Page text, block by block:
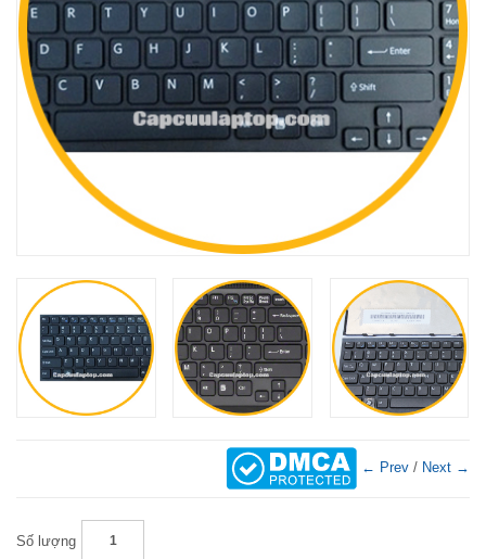
← Prev / Next →
Số lượng